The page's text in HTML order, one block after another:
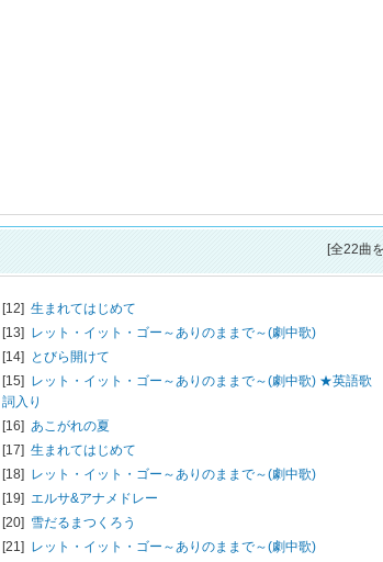
[全22曲
[12] 生まれてはじめて
[13] レット・イット・ゴー～ありのままで～(劇中歌)
[14]
とびら開けて
[15] レット・イット・ゴー～ありのままで～(劇中歌) ★英語歌
詞入り
[16] あこがれの夏
[17] 生まれてはじめて
[18] レット・イット・ゴー～ありのままで～(劇中歌)
[19] エルサ&アナメドレー
[20] 雪だるまつくろう
[21] レット・イット・ゴー～ありのままで～(劇中歌)